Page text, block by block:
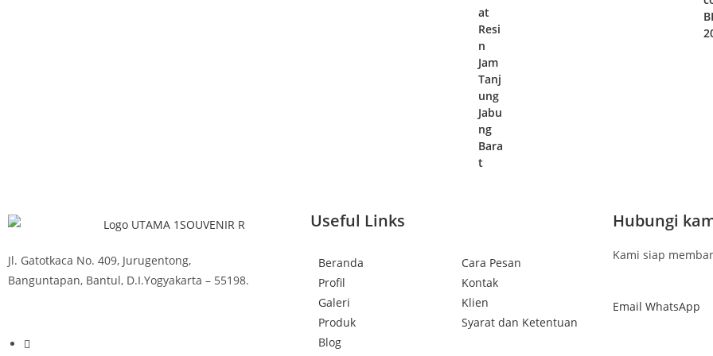
at
Resi
n
Jam
Tanj
ung
Jabu
ng
Bara
t
Jl. Gatotkaca No. 409, Jurugentong,
Banguntapan, Bantul, D.I.Yogyakarta – 55198.
Useful Links
Beranda
Profil
Galeri
Produk
Blog
Cara Pesan
Kontak
Klien
Syarat dan Ketentuan
Hubungi
Kami siap
Email WhatsApp